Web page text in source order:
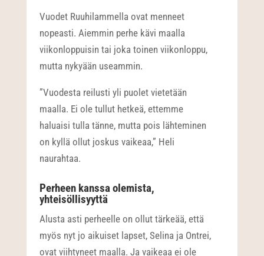
Vuodet Ruuhilammella ovat menneet
nopeasti. Aiemmin perhe kävi maalla
viikonloppuisin tai joka toinen viikonloppu,
mutta nykyään useammin.
”Vuodesta reilusti yli puolet vietetään
maalla. Ei ole tullut hetkeä, ettemme
haluaisi tulla tänne, mutta pois lähteminen
on kyllä ollut joskus vaikeaa,” Heli
naurahtaa.
Perheen kanssa olemista,
yhteisöllisyyttä
Alusta asti perheelle on ollut tärkeää, että
myös nyt jo aikuiset lapset, Selina ja Ontrei,
ovat viihtyneet maalla. Ja vaikeaa ei ole